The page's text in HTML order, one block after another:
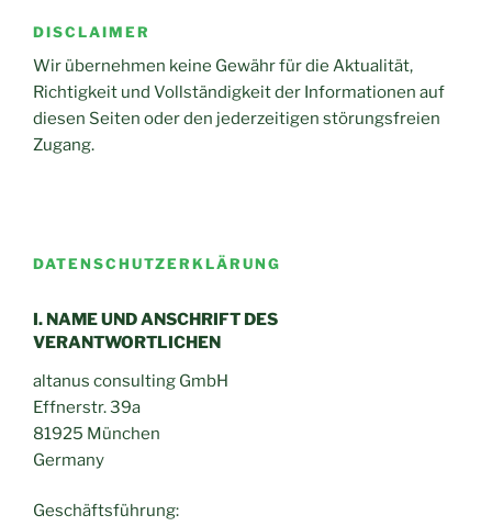
DISCLAIMER
Wir übernehmen keine Gewähr für die Aktualität,
Richtigkeit und Vollständigkeit der Informationen auf
diesen Seiten oder den jederzeitigen störungsfreien
Zugang.
DATENSCHUTZERKLÄRUNG
I. NAME UND ANSCHRIFT DES
VERANTWORTLICHEN
altanus consulting GmbH
Effnerstr. 39a
81925 München
Germany
Geschäftsführung: